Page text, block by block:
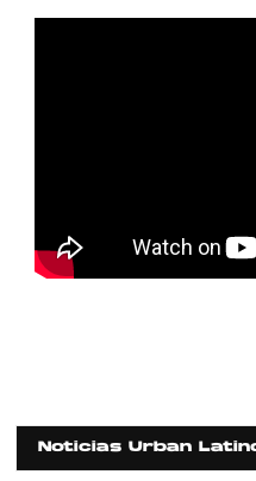
Noticias Urban